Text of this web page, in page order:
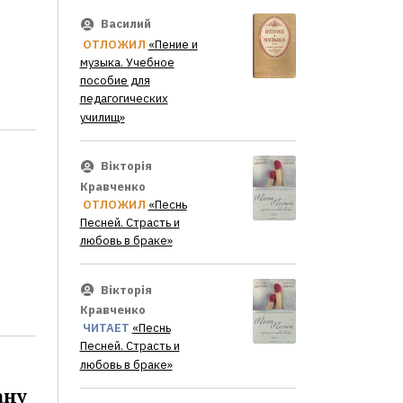
Василий
ОТЛОЖИЛ «Пение и
музыка. Учебное
пособие для
педагогических
училищ»
Вікторія
Кравченко
ОТЛОЖИЛ «Песнь
Песней. Страсть и
любовь в браке»
Вікторія
Кравченко
ЧИТАЕТ «Песнь
Песней. Страсть и
любовь в браке»